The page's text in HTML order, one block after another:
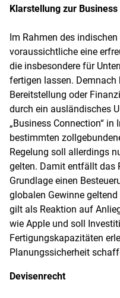
Klarstellung zur
Im Rahmen des
voraussichtliche eine
die insbesondere für
fertigen lassen.
Bereitstellung oder
durch ein ausländisches
„Business Connection“
bestimmten
Regelung soll allerdings
gelten. Damit entfällt das
Grundlage einen
globalen Gewinne
gilt als Reaktion auf
wie Apple und soll
Fertigungskapazitäten
Planungssicherheit
Devisenrecht